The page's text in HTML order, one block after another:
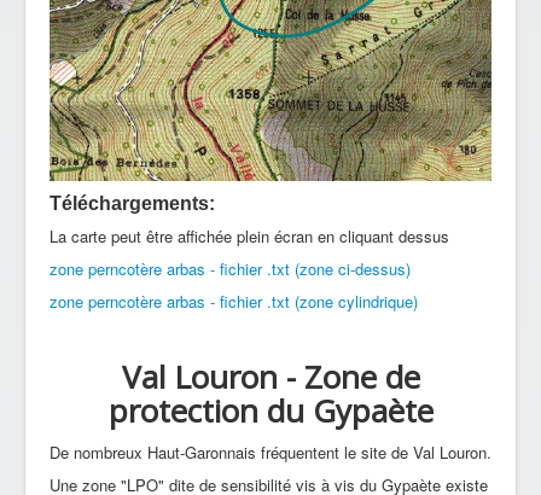
Téléchargements:
La carte peut être affichée plein écran en cliquant dessus
zone perncotère arbas - fichier .txt (zone ci-dessus)
zone perncotère arbas - fichier .txt (zone cylindrique)
Val Louron - Zone de
protection du Gypaète
De nombreux Haut-Garonnais fréquentent le site de Val Louron.
Une zone "LPO" dite de sensibilité vis à vis du Gypaète existe